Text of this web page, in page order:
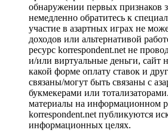
обнаружении первых признаков
немедленно обратитесь к
участие в азартных играх не
доходов или альтернативой
ресурс korrespondent.net не
и/или виртуальные деньги, сайт
какой форме оплату ставок и
связаны/могут быть связаны с
букмекерами или
материалы на информационном
korrespondent.net публикуются
информационных целях.